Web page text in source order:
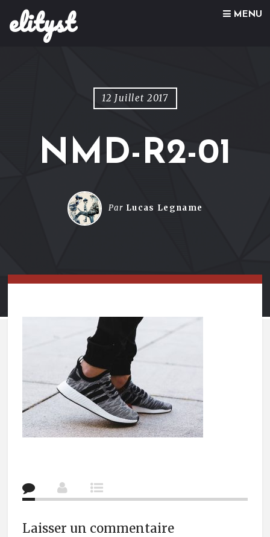
elityst MENU
Skip to content
12 Juillet 2017
NMD-R2-01
Par Lucas Legname
Laisser un commentaire